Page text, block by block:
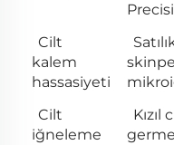
Cilt
kalem
hassasiyeti
Cilt
iğneleme
Kızıl
germe